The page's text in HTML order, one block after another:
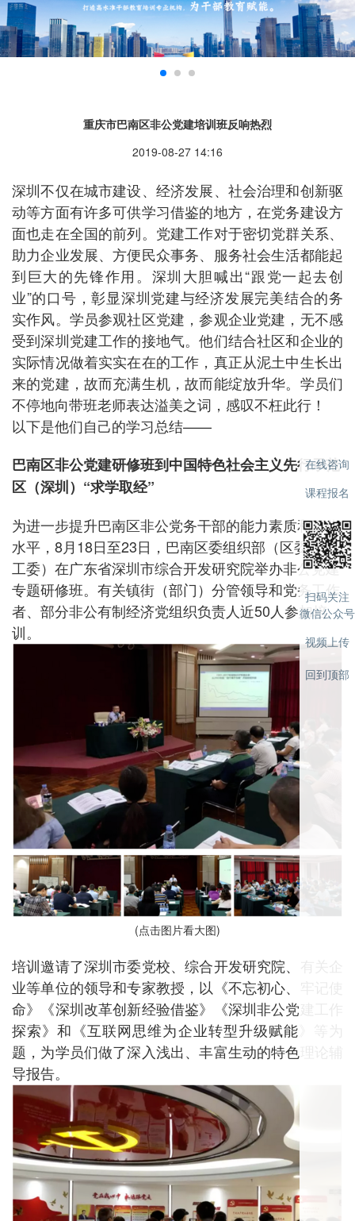
重庆市巴南区非公党建培训班反响热烈
2019-08-27 14:16
深圳不仅在城市建设、经济发展、社会治理和创新驱
动等方面有许多可供学习借鉴的地方，在党务建设方
面也走在全国的前列。党建工作对于密切党群关系、
助力企业发展、方便民众事务、服务社会生活都能起
到巨大的先锋作用。深圳大胆喊出“跟党一起去创
业”的口号，彰显深圳党建与经济发展完美结合的务
实作风。学员参观社区党建，参观企业党建，无不感
受到深圳党建工作的接地气。他们结合社区和企业的
实际情况做着实实在在的工作，真正从泥土中生长出
来的党建，故而充满生机，故而能绽放升华。学员们
不停地向带班老师表达溢美之词，感叹不枉此行！
以下是他们自己的学习总结——
巴南区非公党建研修班到中国特色社会主义先行示范
区（深圳）“求学取经”
为进一步提升巴南区非公党务干部的能力素质和工作
水平，8月18日至23日，巴南区委组织部（区委非公
工委）在广东省深圳市综合开发研究院举办非公党建
专题研修班。有关镇街（部门）分管领导和党务工作
者、部分非公有制经济党组织负责人近50人参加培
训。
(点击图片看大图)
培训邀请了深圳市委党校、综合开发研究院、有关企
业等单位的领导和专家教授，以《不忘初心、牢记使
命》《深圳改革创新经验借鉴》《深圳非公党建工作
探索》和《互联网思维为企业转型升级赋能》等为
题，为学员们做了深入浅出、丰富生动的特色理论辅
导报告。
在线咨询
课程报名
扫码关注
微信公众号
视频上传
回到顶部